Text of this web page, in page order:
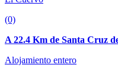
(0)
A 22.4 Km de Santa Cruz
Alojamiento entero